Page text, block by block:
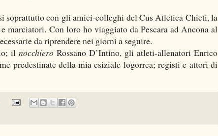
con gli amici-colleghi del Cus Atletica Chieti, la
marciatori. Con loro ho viaggiato da Pescara ad Ancona al
da riprendere nei giorni a seguire.
ilnocchiero Rossano D’Intino, gli atleti-allenatori Enrico
predestinate della mia esiziale logorrea; registi e attori di